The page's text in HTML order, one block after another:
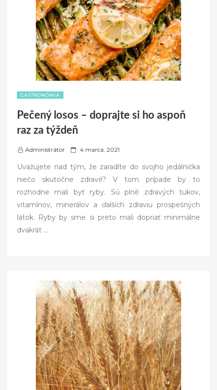
GASTRONÓMIA
Pečený losos – doprajte si ho aspoň
raz za týždeň
Administrátor
P
e
d
o
4 marca, 2021
Uvažujete nad tým, že zaradíte do svojho jedálnička
niečo skutočne zdravé? V tom prípade by to
rozhodne mali byť ryby. Sú plné zdravých tukov,
vitamínov, minerálov a ďalších zdraviu prospešných
látok. Ryby by sme si preto mali dopriať minimálne
dvakrát …